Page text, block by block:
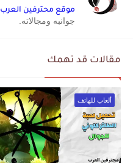
موقع محترفين العرب
جوانبه ومجالاته.
مقالات قد تهمك
ألعاب للهاتف